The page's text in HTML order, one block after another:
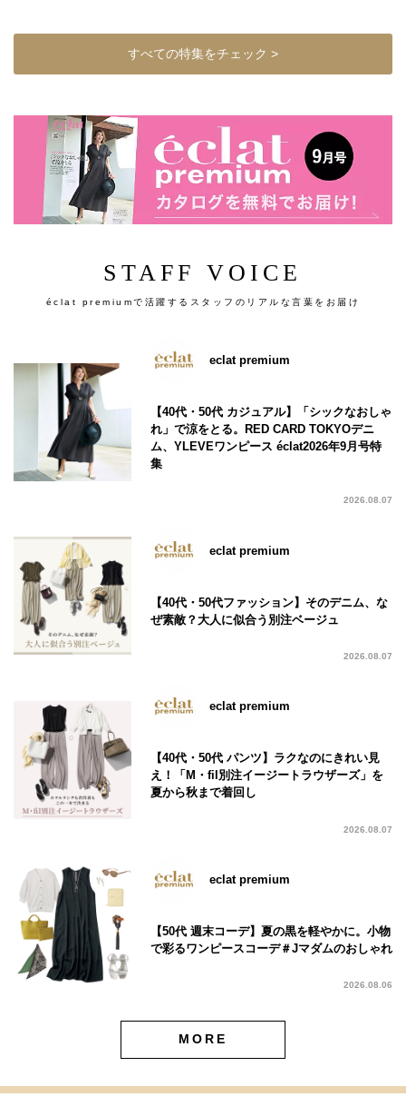
すべての特集をチェック >
STAFF VOICE
éclat premiumで活躍するスタッフのリアルな言葉をお届け
eclat premium
【40代・50代 カジュアル】「シックなおしゃ
れ」で涼をとる。RED CARD TOKYOデニ
ム、YLEVEワンピース éclat2026年9月号特
集
2026.08.07
eclat premium
【40代・50代ファッション】そのデニム、な
ぜ素敵？大人に似合う別注ベージュ
2026.08.07
eclat premium
【40代・50代 パンツ】ラクなのにきれい見
え！「M・fil別注イージートラウザーズ」を
夏から秋まで着回し
2026.08.07
eclat premium
【50代 週末コーデ】夏の黒を軽やかに。小物
で彩るワンピースコーデ＃Jマダムのおしゃれ
2026.08.06
MORE